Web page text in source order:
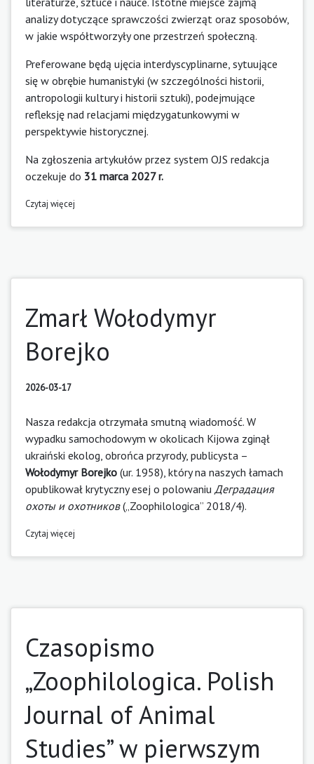
analizy dotyczące sprawczości zwierząt oraz sposobów,
w jakie współtworzyły one przestrzeń społeczną.
Preferowane będą ujęcia interdyscyplinarne, sytuujące
się w obrębie humanistyki (w szczególności historii,
antropologii kultury i historii sztuki), podejmujące
refleksję nad relacjami międzygatunkowymi w
perspektywie historycznej.
Na zgłoszenia artykułów przez system OJS redakcja
oczekuje do 31 marca 2027 r.
Czytaj więcej
Zmarł Wołodymyr
Borejko
2026-03-17
Nasza redakcja otrzymała smutną wiadomość. W
wypadku samochodowym w okolicach Kijowa zginął
ukraiński ekolog, obrońca przyrody, publicysta –
Wołodymyr Borejko (ur. 1958), który na naszych łamach
opublikował krytyczny esej o polowaniu Деградация
охоты и охотников(„Zoophilologica” 2018/4).
Czytaj więcej
Czasopismo
„Zoophilologica. Polish
Journal of Animal
Studies” w pierwszym